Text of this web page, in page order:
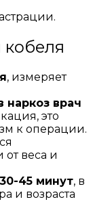
кобеля
, измеряет
наркоз врач
это
к операции.
веса и
45 минут, в
и возраста